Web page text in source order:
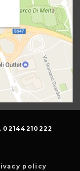
02144210222
policy